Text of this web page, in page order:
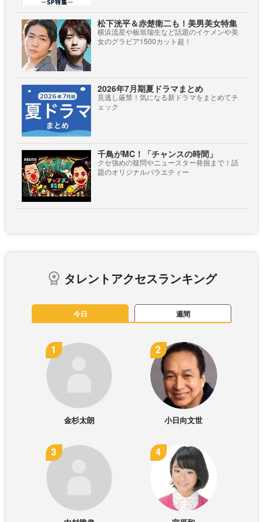
松下洸平＆赤楚衛二も！美男美女特集
横浜流星や板垣瑞生など話題のイケメンや美
女のグラビア1500カット超！
2026年7月期夏ドラマまとめ
見逃し厳禁！気になる新ドラマをまとめてチ
ェック
千鳥がMC！「チャンスの時間」
クセ強めの疑問やニュースター発掘まで！話
題のオリジナルバラエティー
タレントアクセスランキング
今日 週間
金杉太朗 小日向文世